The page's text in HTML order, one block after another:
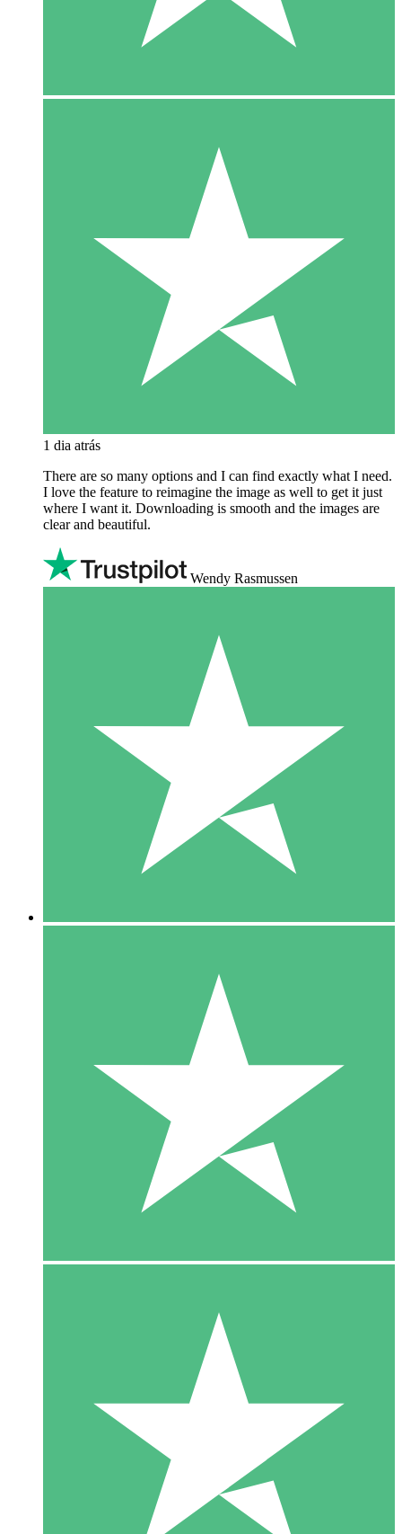
1 dia atrás
There are so many options and I can find exactly what I need.
I love the feature to reimagine the image as well to get it just
where I want it. Downloading is smooth and the images are
clear and beautiful.
Wendy Rasmussen